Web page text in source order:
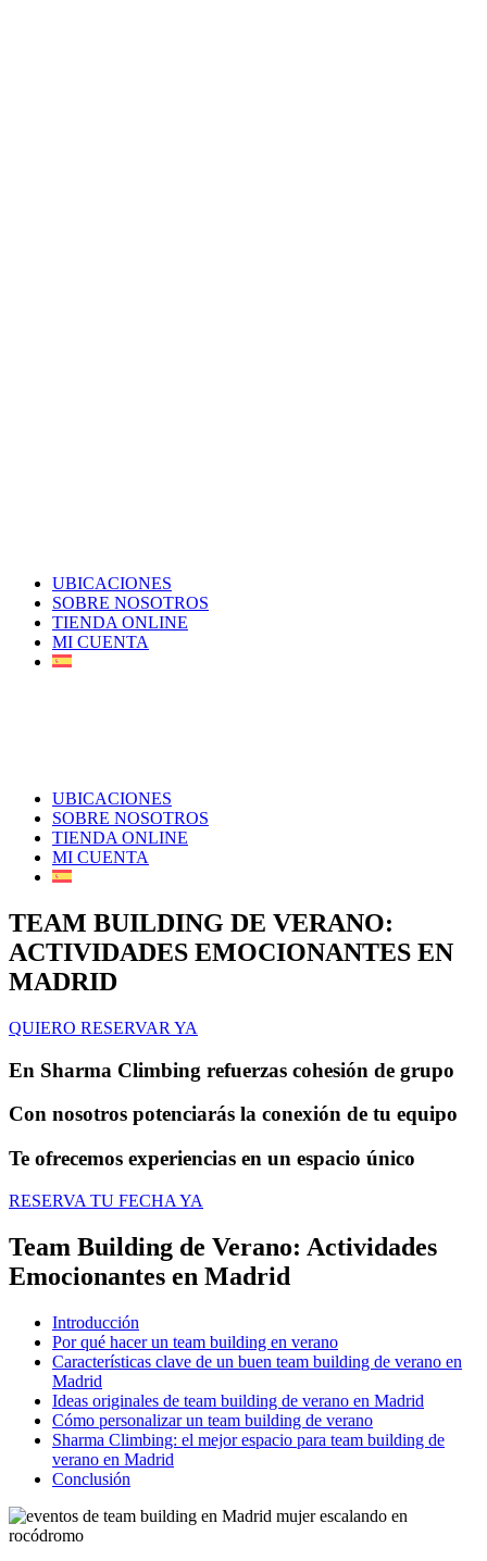
UBICACIONES
SOBRE NOSOTROS
TIENDA ONLINE
MI CUENTA
UBICACIONES
SOBRE NOSOTROS
TIENDA ONLINE
MI CUENTA
TEAM BUILDING DE VERANO:
ACTIVIDADES EMOCIONANTES EN
MADRID
QUIERO RESERVAR YA
En Sharma Climbing refuerzas cohesión de grupo
Con nosotros potenciarás la conexión de tu equipo
Te ofrecemos experiencias en un espacio único
RESERVA TU FECHA YA
Team Building de Verano: Actividades
Emocionantes en Madrid
Introducción
Por qué hacer un team building en verano
Características clave de un buen team building de verano en
Madrid
Ideas originales de team building de verano en Madrid
Cómo personalizar un team building de verano
Sharma Climbing: el mejor espacio para team building de
verano en Madrid
Conclusión